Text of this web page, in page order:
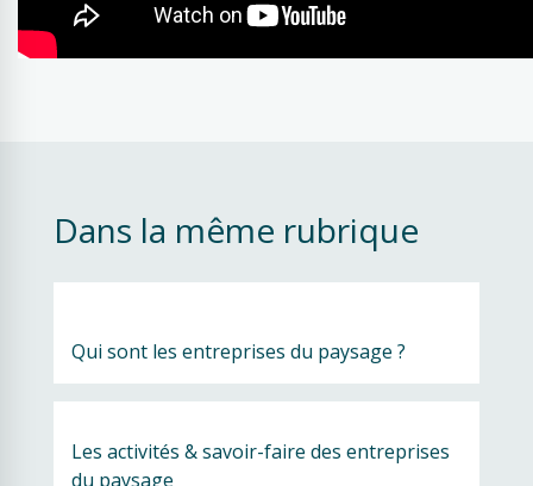
Dans la même rubrique
Qui sont les entreprises du paysage ?
Les activités & savoir-faire des entreprises
du paysage